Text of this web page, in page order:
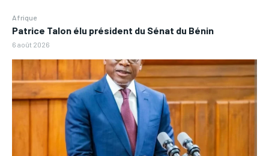
Afrique
Patrice Talon élu président du Sénat du Bénin
6 août 2026